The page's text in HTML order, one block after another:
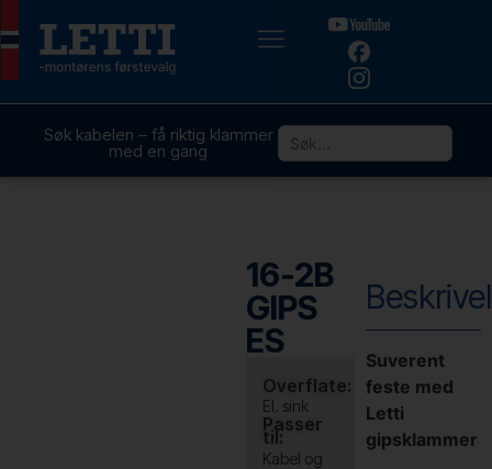
Søk kabelen – få riktig klammer
med en gang
16-2B
GIPS
ES
Overflate:
El. sink
Passer
til:
Kabel og
Suverent
feste med
Letti
gipsklammer